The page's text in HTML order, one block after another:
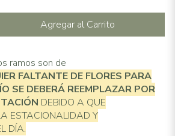
Agregar al Carrito
ramos son de
FALTANTE DE FLORES PARA
SE DEBERÁ REEMPLAZAR POR
DEBIDO A QUE
ESTACIONALIDAD Y
DÍA.